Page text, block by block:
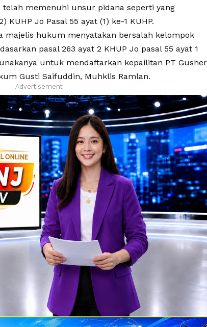
memenuhi unsur pidana seperti yang
Jo Pasal 55 ayat (1) ke-1 KUHP.
majelis hukum menyatakan bersalah kelompok
pasal 263 ayat 2 KHUP Jo pasal 55 ayat 1
untuk mendaftarkan kepailitan PT Gusher
Gusti Saifuddin, Muhklis Ramlan.
- Advertisement -